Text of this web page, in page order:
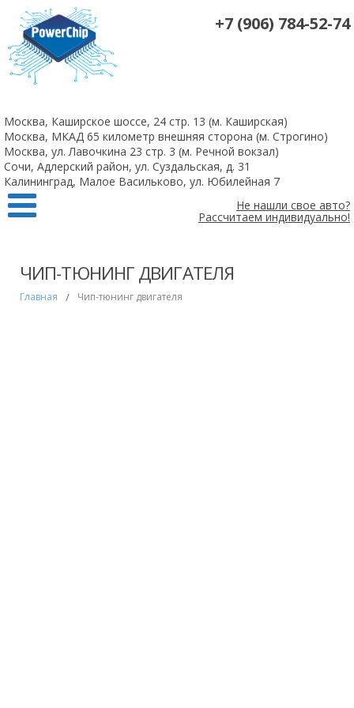
+7 (906) 784-52-74
Заказать
Москва, Каширское шоссе, 24 стр. 13 (м. Каширская)
Москва, МКАД 65 километр внешняя сторона (м. Строгино)
Москва, ул. Лавочкина 23 стр. 3 (м. Речной вокзал)
Сочи, Адлерский район, ул. Суздальская, д. 31
Калининград, Малое Васильково, ул. Юбилейная 7
Не нашли свое авто?
Рассчитаем индивидуально!
ЧИП-ТЮНИНГ ДВИГАТЕЛЯ
Главная / Чип-тюнинг двигателя